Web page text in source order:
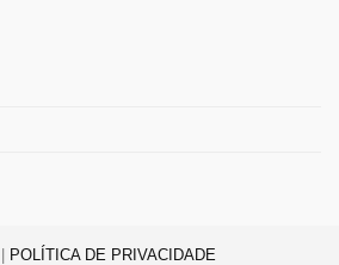
POLÍTICA DE PRIVACIDADE